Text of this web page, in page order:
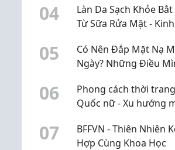
04
Làn Da Sạch Khỏe
Từ Sữa Rửa Mặt - Kinh
Cùng CosmeticsStore
05
Có Nên Đắp Mặt Nạ
Ngày? Những Điều
Sử Dụng
06
Phong cách thời
Quốc nữ - Xu hướng
2026
07
BFFVN - Thiên Nhiên
Hợp Cùng Khoa Học